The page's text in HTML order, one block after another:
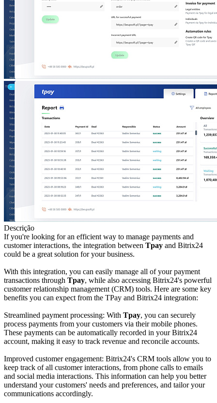
Descrição
If you're looking for an efficient way to manage payments and
customer interactions, the integration between Tpay and Bitrix24
could be a great solution for your business.
With this integration, you can easily manage all of your payment
transactions through Tpay, while also accessing Bitrix24's powerful
customer relationship management (CRM) tools. Here are some key
benefits you can expect from the TPay and Bitrix24 integration:
Streamlined payment processing: With Tpay, you can securely
process payments from your customers via their mobile phones.
These payments can be automatically recorded in your Bitrix24
account, making it easy to track revenue and reconcile accounts.
Improved customer engagement: Bitrix24's CRM tools allow you to
keep track of all customer interactions, from phone calls to emails
and social media interactions. This information can help you better
understand your customers' needs and preferences, and tailor your
communications accordingly.